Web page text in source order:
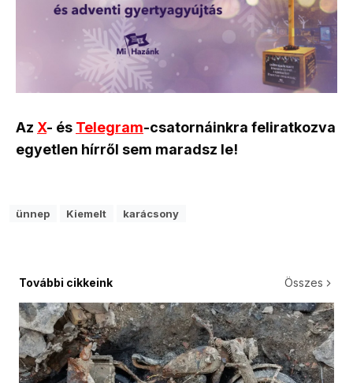
Az X- és Telegram-csatornáinkra feliratkozva
egyetlen hírről sem maradsz le!
ünnep Kiemelt karácsony
További cikkeink Összes